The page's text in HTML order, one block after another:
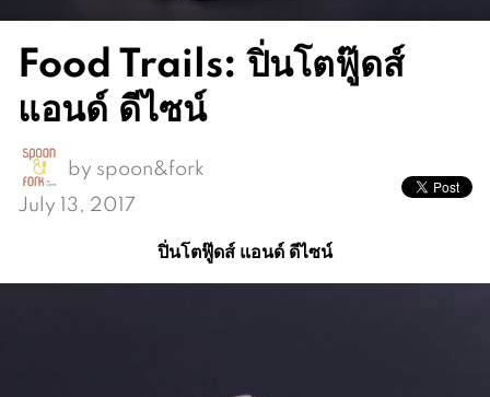
Food Trails: ปิ่นโตฟู๊ดส์
แอนด์ ดีไซน์
by spoon&fork
July 13, 2017
ปิ่นโตฟู๊ดส์ แอนด์ ดีไซน์